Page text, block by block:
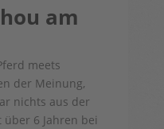
am
meets
der Meinung,
nichts aus der
über 6 Jahren bei